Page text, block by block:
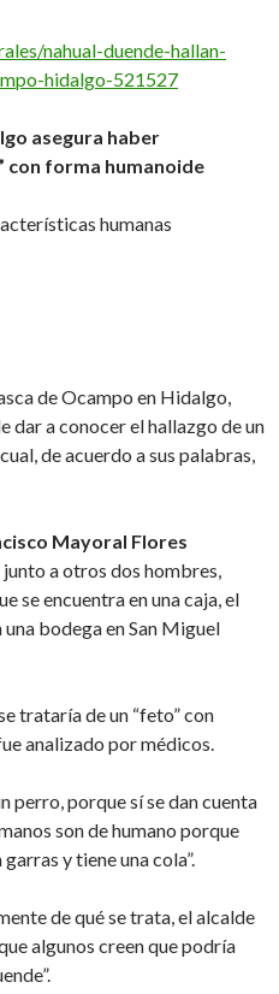
nahual-duende-hallan-
hidalgo-521527
asegura haber
con forma humanoide
humanas
de Ocampo en Hidalgo,
dar a conocer el hallazgo de un
de acuerdo a sus palabras,
Mayoral Flores
a otros dos hombres,
se encuentra en una caja, el
bodega en San Miguel
trataría de un “feto” con
analizado por médicos.
perro, porque sí se dan cuenta
son de humano porque
y tiene una cola”.
de qué se trata, el alcalde
algunos creen que podría